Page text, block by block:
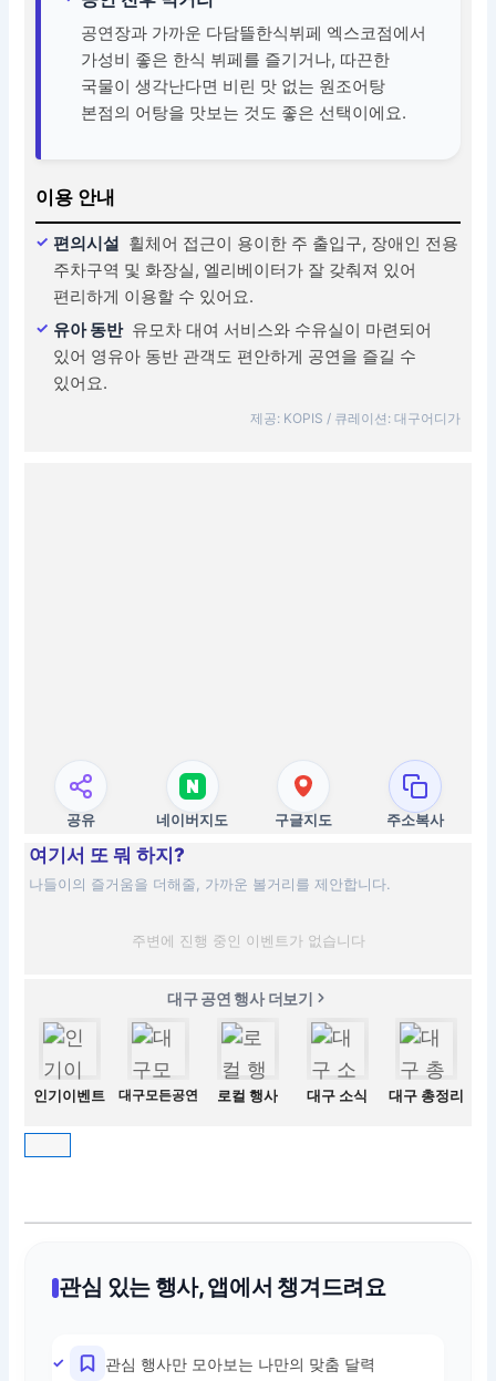
공연장과 가까운 다담뜰한식뷔페 엑스코점에서
가성비 좋은 한식 뷔페를 즐기거나, 따끈한
국물이 생각난다면 비린 맛 없는 원조어탕
본점의 어탕을 맛보는 것도 좋은 선택이에요.
이용 안내
편의시설 휠체어 접근이 용이한 주 출입구, 장애인 전용
주차구역 및 화장실, 엘리베이터가 잘 갖춰져 있어
편리하게 이용할 수 있어요.
유아 동반 유모차 대여 서비스와 수유실이 마련되어
있어 영유아 동반 관객도 편안하게 공연을 즐길 수
있어요.
제공: KOPIS / 큐레이션: 대구어디가
공유 네이버지도 구글지도 주소복사
여기서 또 뭐 하지?
나들이의 즐거움을 더해줄, 가까운 볼거리를 제안합니다.
주변에 진행 중인 이벤트가 없습니다
대구 공연 행사 더보기
인기이벤트 대구모든공연 로컬 행사 대구 소식 대구 총정리
관심 있는 행사, 앱에서 챙겨드려요
관심 행사만 모아보는 나만의 맞춤 달력